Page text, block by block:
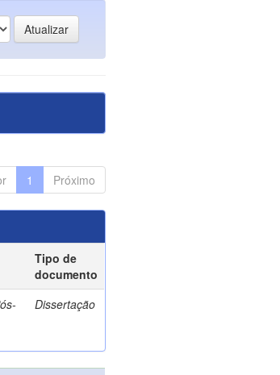
1 Próximo
Tipo de
documento
Dissertação